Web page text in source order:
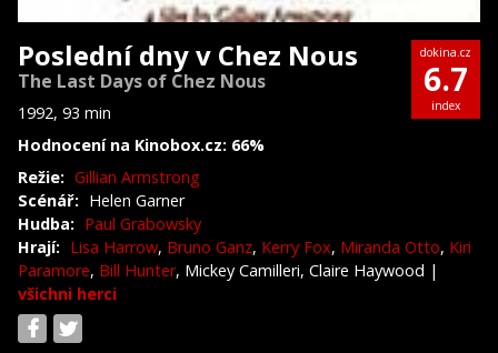
Poslední dny v Chez Nous
The Last Days of Chez Nous
1992, 93 min
Hodnocení na Kinobox.cz: 66%
dokina.cz
6.7
index
Režie: Gillian Armstrong
Scénář: Helen Garner
Hudba: Paul Grabowsky
Hrají: Lisa Harrow, Bruno Ganz, Kerry Fox, Miranda Otto, Kiri
Paramore, Bill Hunter, Mickey Camilleri, Claire Haywood |
všichni herci